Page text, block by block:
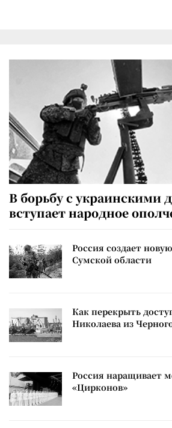
В борьбу с украинскими
вступает народное
Россия создает
Сумской области
Как перекрыть
Николаева из
Россия наращивает
«Цирконов»